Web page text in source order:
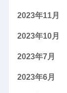
2023年11月
2023年10月
2023年7月
2023年6月